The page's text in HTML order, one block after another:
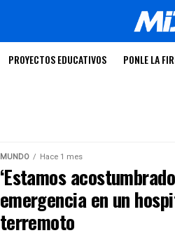
PROYECTOS EDUCATIVOS PONLE LA
MUNDO Hace 1 mes
‘Estamos
emergencia en un
terremoto